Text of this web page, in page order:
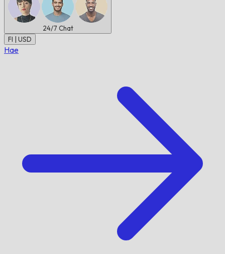
24/7 Chat
FI | USD
Hae